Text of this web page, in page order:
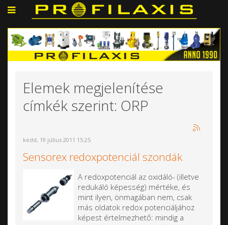
Elemek megjelenítése
címkék szerint: ORP
kedd, 19 július 2011 15:25
Sensorex redoxpotenciál szondák
A redoxpotenciál az oxidáló- (illetve
redukáló képesség) mértéke, és
mint ilyen, önmagában nem, csak
más oldatok redox potenciáljához
képest értelmezhető: mindig a